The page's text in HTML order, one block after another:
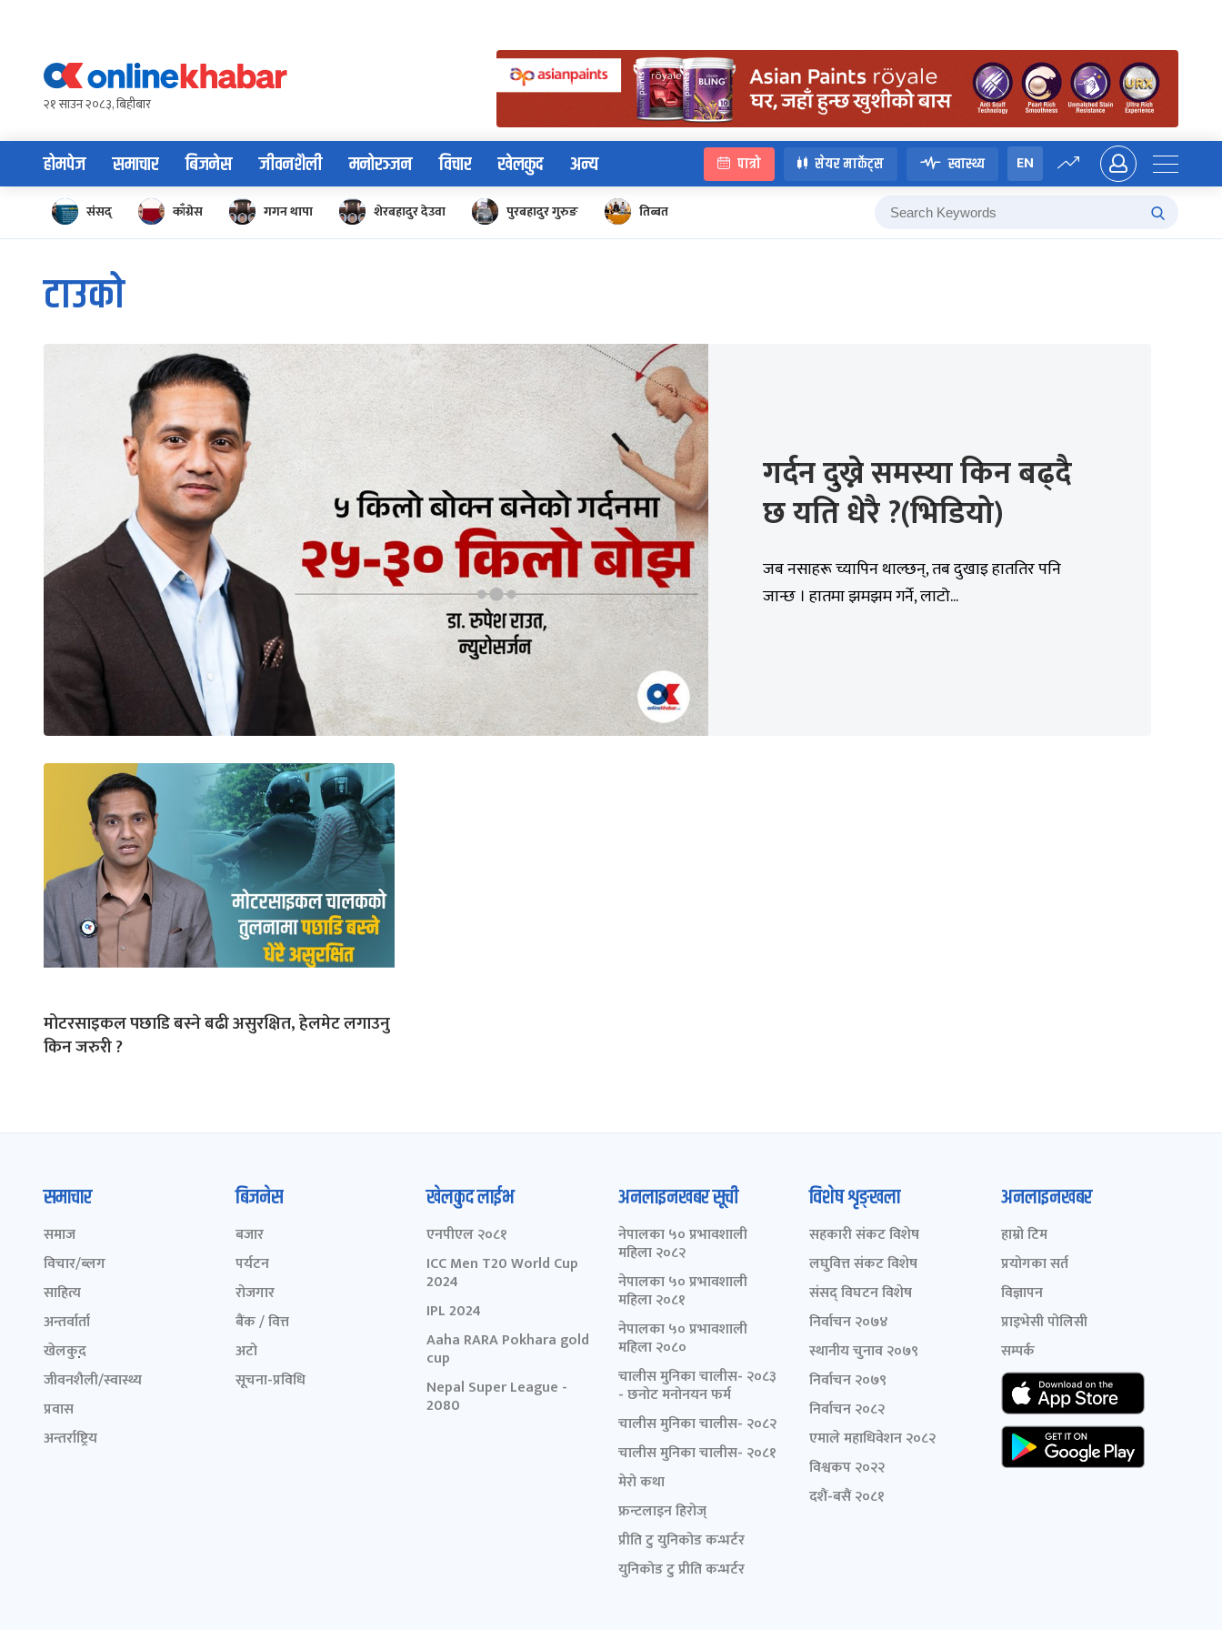
content२१ साउन २०८३, बिहीबार
होमपेज समाचार बिजनेस जीवनशैली मनोरञ्जन विचार खेलकुद अन्य पात्रो सेयर मार्केट्स स्वास्थ्य EN
संसद् काँग्रेस गगन थापा शेरबहादुर देउवा पुरबहादुर गुरुङ तिब्बत
टाउको
गर्दन दुख्ने समस्या किन बढ्दै
छ यति धेरै ?(भिडियो)
जब नसाहरू च्यापिन थाल्छन्, तब दुखाइ हाततिर पनि
जान्छ । हातमा झमझम गर्ने, लाटो...
मोटरसाइकल पछाडि बस्ने बढी असुरक्षित, हेलमेट लगाउनु
किन जरुरी ?
समाचार
समाज
विचार/ब्लग
साहित्य
अन्तर्वार्ता
खेलकुद़़
जीवनशैली/स्वास्थ्य
प्रवास
अन्तर्राष्ट्रिय
बिजनेस
बजार
पर्यटन
रोजगार
बैंक / वित्त
अटो
सूचना-प्रविधि
खेलकुद लाईभ
एनपीएल २०८१
ICC Men T20 World Cup
2024
IPL 2024
Aaha RARA Pokhara gold
cup
Nepal Super League -
2080
अनलाइनखबर सूची
नेपालका ५० प्रभावशाली
महिला २०८२
नेपालका ५० प्रभावशाली
महिला २०८१
नेपालका ५० प्रभावशाली
महिला २०८०
चालीस मुनिका चालीस- २०८३
- छनोट मनोनयन फर्म
चालीस मुनिका चालीस- २०८२
चालीस मुनिका चालीस- २०८१
मेरो कथा
फ्रन्टलाइन हिरोज्
प्रीति टु युनिकोड कन्भर्टर
युनिकोड टु प्रीति कन्भर्टर
विशेष शृङ्खला
सहकारी संकट विशेष
लघुवित्त संकट विशेष
संसद् विघटन विशेष
निर्वाचन २०७४
स्थानीय चुनाव २०७९
निर्वाचन २०७९
निर्वाचन २०८२
एमाले महाधिवेशन २०८२
विश्वकप २०२२
दशैं-बसैं २०८१
अनलाइनखबर
हाम्रो टिम
प्रयोगका सर्त
विज्ञापन
प्राइभेसी पोलिसी
सम्पर्क